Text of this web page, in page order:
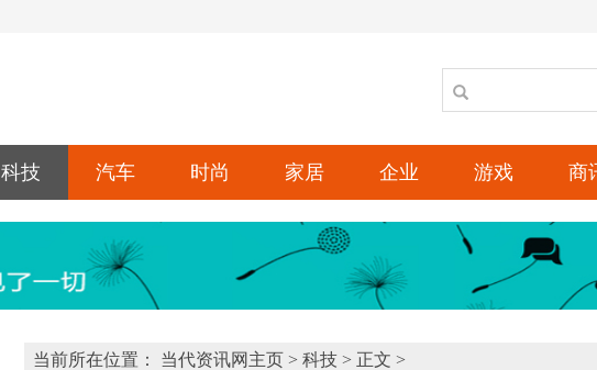
科技 汽车 时尚 家居 企业 游戏 商
当前所在位置： 当代资讯网主页 > 科技 > 正文 >